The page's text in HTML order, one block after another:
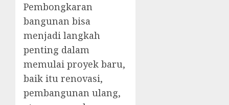
Pembongkaran
bangunan bisa
menjadi langkah
penting dalam
memulai proyek baru,
baik itu renovasi,
pembangunan ulang,